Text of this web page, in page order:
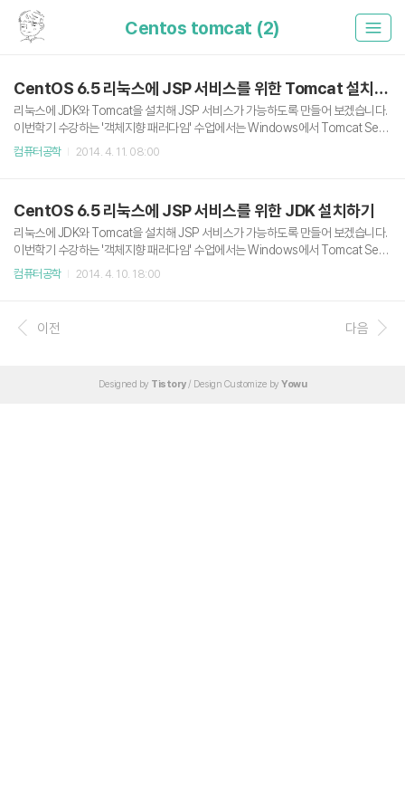
Centos tomcat (2)
CentOS 6.5 리눅스에 JSP 서비스를 위한 Tomcat 설치하기
리눅스에 JDK와 Tomcat을 설치해 JSP 서비스가 가능하도록 만들어 보겠습니다.
이번학기 수강하는 '객체지향 패러다임' 수업에서는 Windows에서 Tomcat Serv
er를 구동해서 실습하지만 저는 리눅스를 좋아하니깐? 리눅스에 설치하겠습니다.
ot 계정으로 진행되며 사전에 JDK가 설치되어 있어야 합니다. JDK 설치에 대해서
는 이전 포스팅을 참고하시길. 2014/04/10 - CentOS 6.5 리눅스에 JSP..
컴퓨터공학 2014. 4. 11. 08:00
CentOS 6.5 리눅스에 JSP 서비스를 위한 JDK 설치하기
리눅스에 JDK와 Tomcat을 설치해 JSP 서비스가 가능하도록 만들어 보겠습니다.
이번학기 수강하는 '객체지향 패러다임' 수업에서는 Windows에서 Tomcat Serv
er를 구동해서 실습하지만 저는 리눅스를 좋아하니깐? 리눅스에 설치하겠습니다.
니다. JDK 다운로드 & 설치 이번 포스팅에서는 우선 JDK만 설치하며, Tomcat은 J
DK의 설치 후 진행됩니다. 계정은 기본적으로 슈퍼유저의 권한을 가진 root 계정으
컴퓨터공학 2014. 4. 10. 18:00
이전 다음
Designed by Tistory/ Design Customize by Yowu